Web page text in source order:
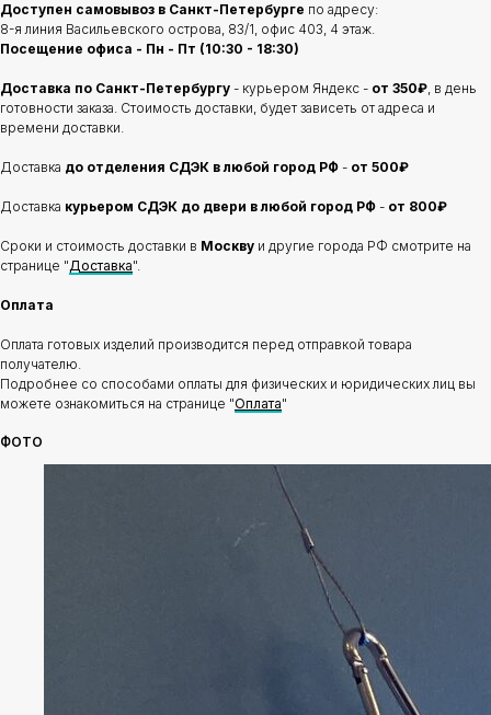
Доступен самовывоз в Санкт-Петербурге по адресу:
8-я линия Васильевского острова, 83/1, офис 403, 4 этаж.
Посещение офиса - Пн - Пт (10:30 - 18:30)
Доставка по Санкт-Петербургу - курьером Яндекс - от 350₽, в день
готовности заказа. Стоимость доставки, будет зависеть от адреса и
времени доставки.
Доставка до отделения СДЭК в любой город РФ - от 500₽
Доставка курьером СДЭК до двери в любой город РФ - от 800₽
Сроки и стоимость доставки в Москву и другие города РФ смотрите на
странице "Доставка".
Оплата
Оплата готовых изделий производится перед отправкой товара
получателю.
Подробнее со способами оплаты для физических и юридических лиц вы
можете ознакомиться на странице "Оплата"
ФОТО